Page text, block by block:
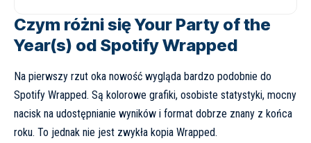
Czym różni się Your Party of the
Year(s) od Spotify Wrapped
Na pierwszy rzut oka nowość wygląda bardzo podobnie do
Spotify Wrapped. Są kolorowe grafiki, osobiste statystyki, mocny
nacisk na udostępnianie wyników i format dobrze znany z końca
roku. To jednak nie jest zwykła kopia Wrapped.